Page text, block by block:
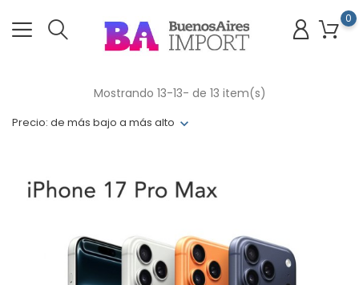
0
Precio: de más bajo a más alto
Mostrando 13-13- de 13 item(s)